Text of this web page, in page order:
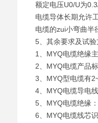
额定电压U0/U为
电缆导体长期允许
电缆的zui小弯曲半
5、其余要求及试
1、MYQ电缆绝缘
2、MYQ电缆产品
3、MYQ型电缆有
4、MYQ电缆导电
5、MYQ电缆绝缘
6、MYQ电缆线芯